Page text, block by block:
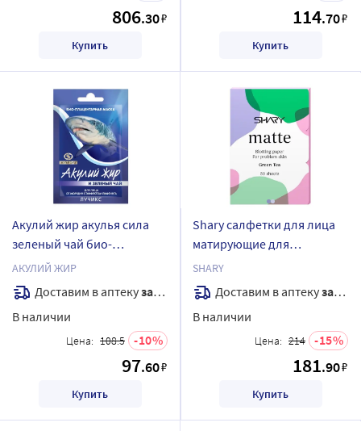
806.30₽
Купить
114.70₽
Купить
Акулий жир акулья сила
зеленый чай био-
плацентарная маска для
лица от морщин саше 10
мл
АКУЛИЙ ЖИР
Доставим в аптекузавтра
В наличии
Цена: 108.5 10
97.60₽
Купить
Shary салфетки для лица
матирующие для
проблемной кожи
зеленый чай 50 шт.
SHARY
Доставим в аптекузавтра
В наличии
Цена: 214 15
181.90₽
Купить